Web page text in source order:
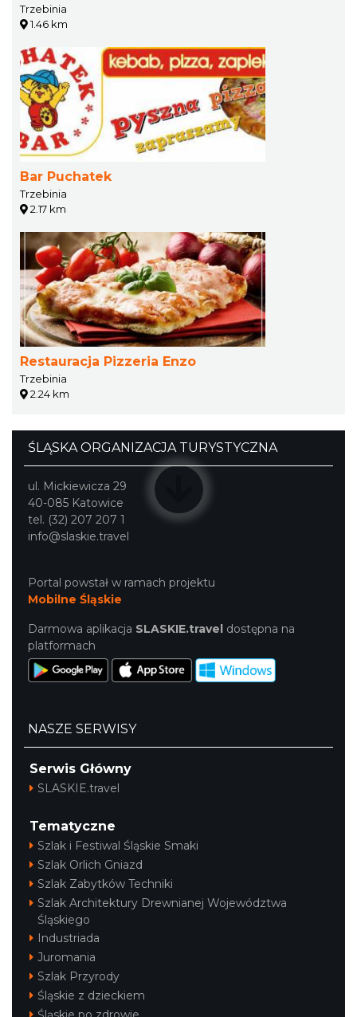
Trzebinia
1.46 km
Bar Puchatek
Trzebinia
2.17 km
Restauracja Pizzeria Enzo
Trzebinia
2.24 km
ŚLĄSKA ORGANIZACJA TURYSTYCZNA
ul. Mickiewicza 29
40-085 Katowice
tel. (32) 207 207 1
info@slaskie.travel
Portal powstał w ramach projektu
Mobilne Śląskie
Darmowa aplikacja SLASKIE.travel dostępna na
platformach
NASZE SERWISY
Serwis Główny
SLASKIE.travel
Tematyczne
Szlak i Festiwal Śląskie Smaki
Szlak Orlich Gniazd
Szlak Zabytków Techniki
Szlak Architektury Drewnianej Województwa
Śląskiego
Industriada
Juromania
Szlak Przyrody
Śląskie z dzieckiem